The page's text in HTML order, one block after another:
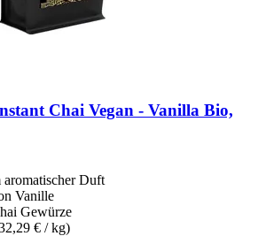
Chai Vegan -​ Vanilla Bio,
aromatischer Duft
Vanille
Gewürze
€ / kg)